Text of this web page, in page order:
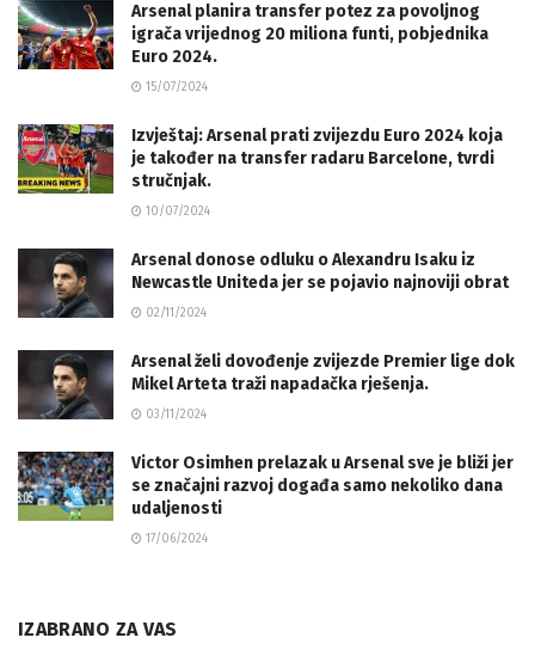
Arsenal planira transfer potez za povoljnog
igrača vrijednog 20 miliona funti, pobjednika
Euro 2024.
15/07/2024
Izvještaj: Arsenal prati zvijezdu Euro 2024 koja
je također na transfer radaru Barcelone, tvrdi
stručnjak.
10/07/2024
Arsenal donose odluku o Alexandru Isaku iz
Newcastle Uniteda jer se pojavio najnoviji obrat
02/11/2024
Arsenal želi dovođenje zvijezde Premier lige dok
Mikel Arteta traži napadačka rješenja.
03/11/2024
Victor Osimhen prelazak u Arsenal sve je bliži jer
se značajni razvoj događa samo nekoliko dana
udaljenosti
17/06/2024
IZABRANO ZA VAS